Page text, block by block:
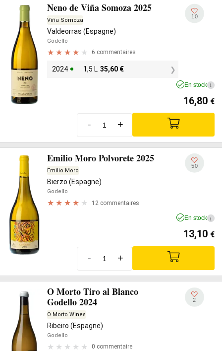
Neno de Viña Somoza 2025
Viña Somoza
Valdeorras (Espagne)
Godello
6 commentaires
2024 1,5 L 35,60 €
10
En stock i
16,80 €
- +
Emilio Moro Polvorete 2025
Emilio Moro
Bierzo (Espagne)
Godello
12 commentaires
50
En stock i
13,10 €
- +
O Morto Tiro al Blanco
Godello 2024
O Morto Wines
Ribeiro (Espagne)
Godello
0 commentaire
2